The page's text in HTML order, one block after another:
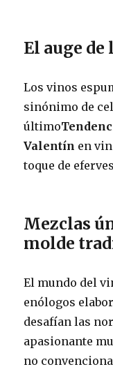
El auge de
Los vinos
sinónimo de
último
Valentín en
toque de
Mezclas
molde
El mundo del
enólogos
desafían las
apasionante
no